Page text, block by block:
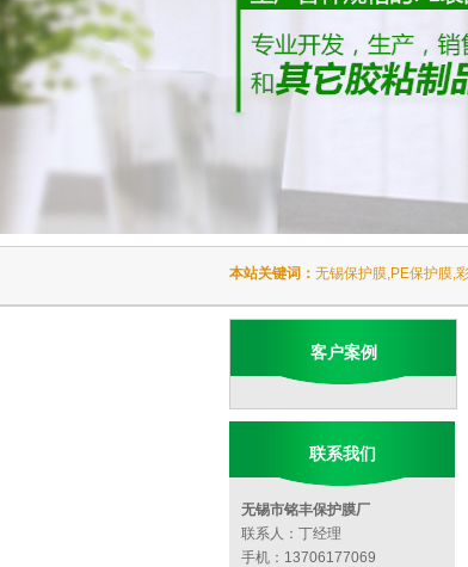
本站关键词： 无锡保护膜,PE保护膜,
客户案例
联系我们
无锡市铭丰保护膜厂
联系人：丁经理
手机：13706177069